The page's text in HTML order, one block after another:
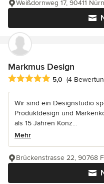
Weißdornweg 17, 90411
Markmus Design
Durchschnittliche
5,0 (4
Wir sind ein Designstudio
Produktdesign und
als 15 Jahren Konz...
Mehr
Brückenstrasse 22, 90768